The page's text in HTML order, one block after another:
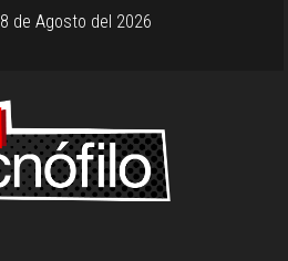
de Agosto del 2026